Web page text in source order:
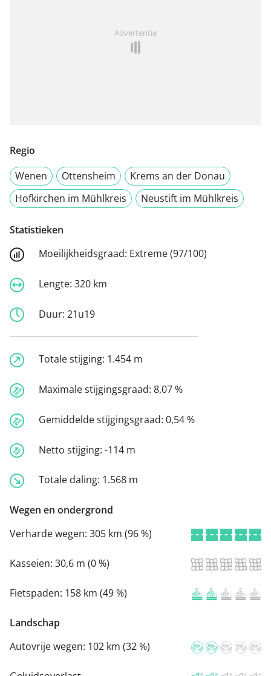
Advertentie
Regio
Wenen
Ottensheim
Krems an der Donau
Hofkirchen im Mühlkreis
Neustift im Mühlkreis
Statistieken
Moeilijkheidsgraad: Extreme (97/100)
Lengte: 320 km
Duur: 21u19
Totale stijging: 1.454 m
Maximale stijgingsgraad: 8,07 %
Gemiddelde stijgingsgraad: 0,54 %
Netto stijging: -114 m
Totale daling: 1.568 m
Wegen en ondergrond
Verharde wegen: 305 km (96 %)
Kasseien: 30,6 m (0 %)
Fietspaden: 158 km (49 %)
Landschap
Autovrije wegen: 102 km (32 %)